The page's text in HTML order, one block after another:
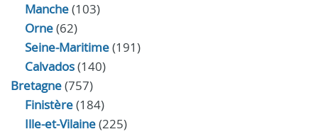
Manche(103)
Orne(62)
Seine-Maritime(191)
Calvados(140)
Bretagne(757)
Finistère(184)
Ille-et-Vilaine(225)